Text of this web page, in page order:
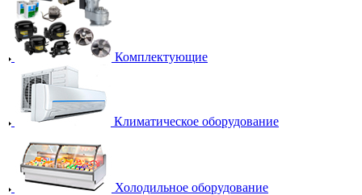
Комплектующие
Климатическое оборудование
Холодильное оборудование